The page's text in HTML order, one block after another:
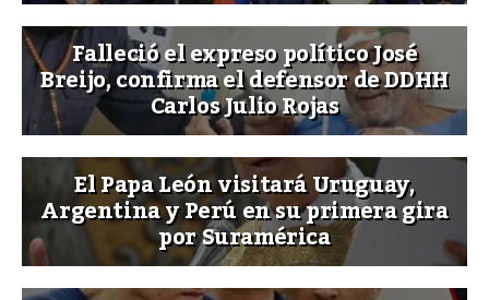
Falleció el expreso político José
Breijo, confirma el defensor de DDHH
Carlos Julio Rojas
El Papa León visitará Uruguay,
Argentina y Perú en su primera gira
por Suramérica